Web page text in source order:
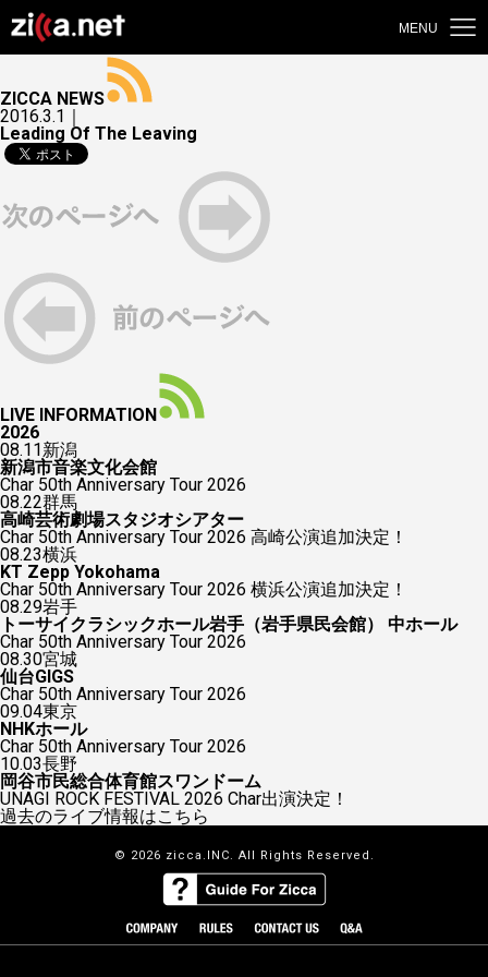
MENU
ZICCA NEWS
2016.3.1｜
Leading Of The Leaving
LIVE INFORMATION
2026
08.11新潟
新潟市音楽文化会館
Char 50th Anniversary Tour 2026
08.22群馬
高崎芸術劇場スタジオシアター
Char 50th Anniversary Tour 2026 高崎公演追加決定！
08.23横浜
KT Zepp Yokohama
Char 50th Anniversary Tour 2026 横浜公演追加決定！
08.29岩手
トーサイクラシックホール岩手（岩手県民会館） 中ホール
Char 50th Anniversary Tour 2026
08.30宮城
仙台GIGS
Char 50th Anniversary Tour 2026
09.04東京
NHKホール
Char 50th Anniversary Tour 2026
10.03長野
岡谷市民総合体育館スワンドーム
UNAGI ROCK FESTIVAL 2026 Char出演決定！
過去のライブ情報はこちら
© 2026 zicca.INC. All Rights Reserved.